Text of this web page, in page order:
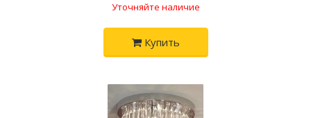
Уточняйте наличие
Купить